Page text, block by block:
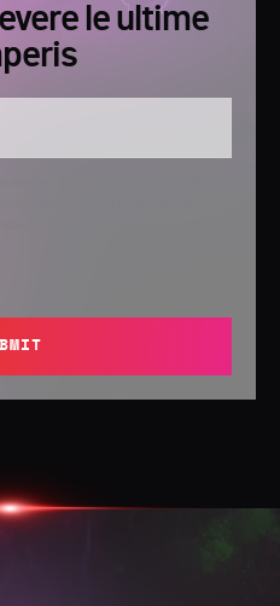
le ultime
may send you information regarding its
your personal information in